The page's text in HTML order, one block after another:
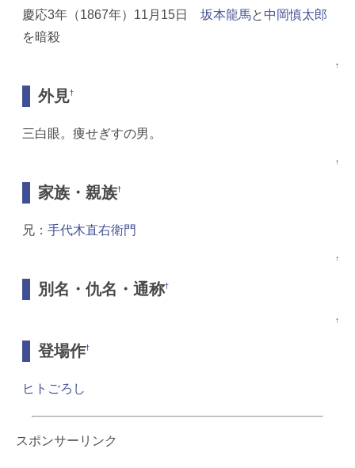
慶応3年（1867年）11月15日 坂本龍馬と 中岡慎太郎
を暗殺
↑
外見†
三白眼。痩せぎすの男。
↑
家族・親族†
兄： 手代木直右衛門
↑
別名・仇名・通称†
↑
登場作†
ヒトごろし
スポンサーリンク